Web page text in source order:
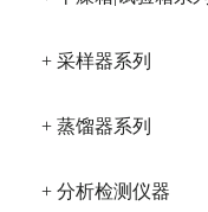
+ 采样器系列
+ 蒸馏器系列
+ 分析检测仪器